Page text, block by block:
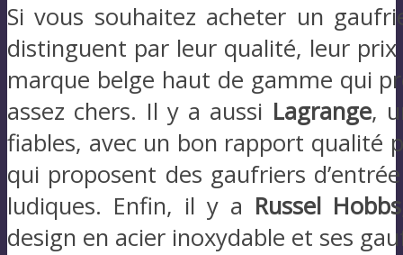
Si vous souhaitez acheter un
distinguent par leur qualité, leur
marque belge haut de gamme qui
assez chers. Il y a aussi Lagrange,
fiables, avec un bon rapport qualité
qui proposent des gaufriers
ludiques. Enfin, il y a Russel Hobbs
design en acier inoxydable et ses